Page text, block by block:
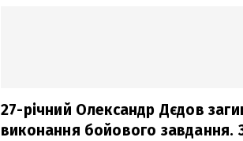
27-річний Олександр Дєдов
виконання бойового завдання.